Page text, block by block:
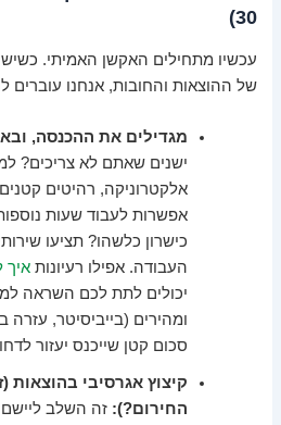
30)
עכשיו מתחילים האקשן האמיתי.
של ההוצאות והחובות, אנחנו עוברים
מגדילים את ההכנסה,
ישנים שאתם לא צריכים?
אלקטרוניקה, רהיטים
אפשרות לעבוד שעות
כישרון כלשהו? תציעו
העבודה. אפילו רעיונותאיך
יכולים לתת לכם השראה
ומהירים (בייביסיטר,
סכום קטן שייכנס יעזור
קיצוץ אגרסיבי בהוצאות
החירום?): זה השלב ליישם